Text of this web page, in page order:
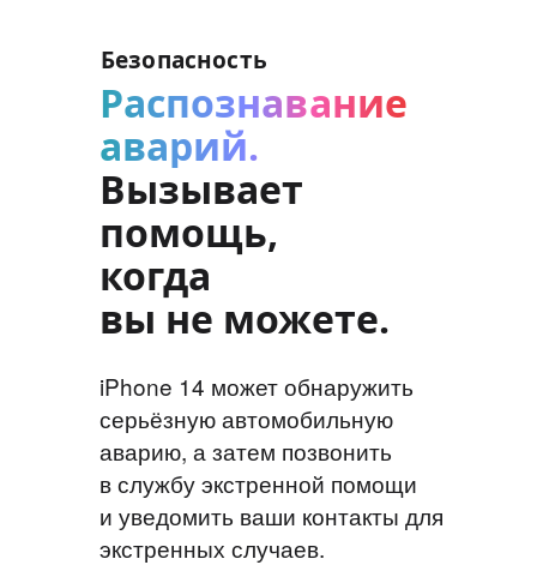
Безопасность
Распознавание
аварий.
Вызывает
помощь,
когда
вы не можете.
iPhone 14 может обнаружить
серьёзную автомобильную
аварию, а затем позвонить
в службу экстренной помощи
и уведомить ваши контакты для
экстренных случаев.